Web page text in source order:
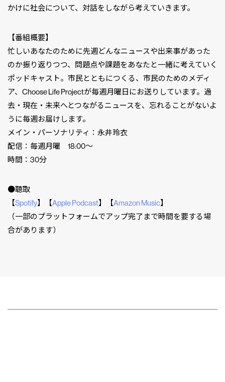
かけに社会について、対話をしながら考えていきます。
【番組概要】
忙しいあなたのために先週どんなニュースや出来事があった
のか振り返りつつ、問題点や課題をあなたと一緒に考えていく
ポッドキャスト。市民とともにつくる、市民のためのメディ
ア、Choose Life Projectが毎週月曜日にお送りしています。過
去・現在・未来へとつながるニュースを、忘れることがないよ
うに毎週お届けします。
メイン・パーソナリティ：永井玲衣
配信：毎週月曜 18:00〜
時間：30分
●聴取
【Spotify】【Apple Podcast】【Amazon Music】
（一部のプラットフォームでアップ完了まで時間を要する場
合があります）